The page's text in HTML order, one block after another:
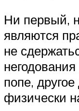
Ни первый,
являются
не
попе,
физически